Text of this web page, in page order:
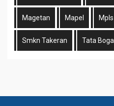
Magetan Mapel Mpls
Smkn Takeran Tata Boga